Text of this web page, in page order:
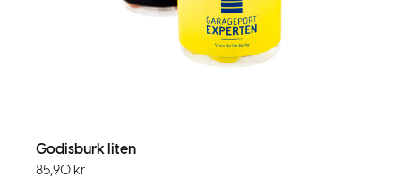
Godisburk liten
85,90 kr